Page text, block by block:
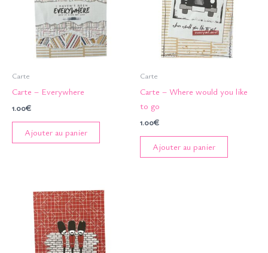
Carte
Carte – Everywhere
1.00€
Ajouter au panier
Carte
Carte – Where would you like
to go
1.00€
Ajouter au panier